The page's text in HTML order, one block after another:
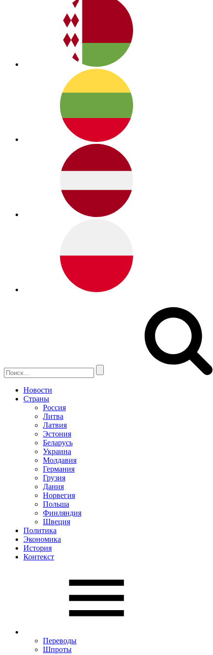
Новости
Страны
Россия
Литва
Латвия
Эстония
Беларусь
Украина
Молдавия
Германия
Грузия
Дания
Норвегия
Польша
Финляндия
Швеция
Политика
Экономика
История
Контекст
Переводы
Шпроты